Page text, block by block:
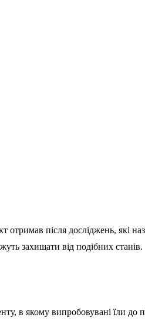
отримав після досліджень, які
захищати від подібних станів.
в якому випробовувані їли до